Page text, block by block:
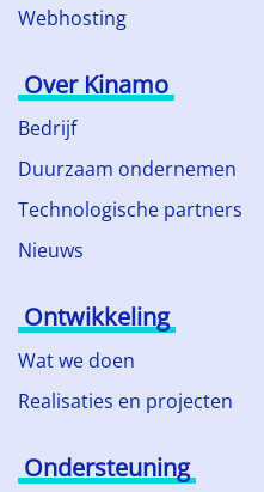
Webhosting
Over Kinamo
Bedrijf
Duurzaam ondernemen
Technologische partners
Nieuws
Ontwikkeling
Wat we doen
Realisaties en projecten
Ondersteuning